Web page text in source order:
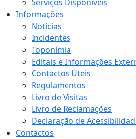
Serviços Disponíveis
Informações
Notícias
Incidentes
Toponímia
Editais e Informações
Contactos Úteis
Regulamentos
Livro de Visitas
Livro de Reclamações
Declaração de
Contactos